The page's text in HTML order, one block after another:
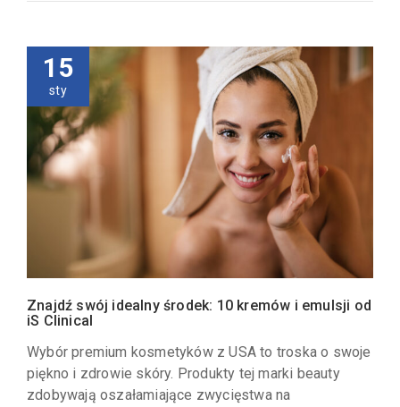
15
sty
Znajdź swój idealny środek: 10 kremów i emulsji od
iS Clinical
Wybór premium kosmetyków z USA to troska o swoje
piękno i zdrowie skóry. Produkty tej marki beauty
zdobywają oszałamiające zwycięstwa na